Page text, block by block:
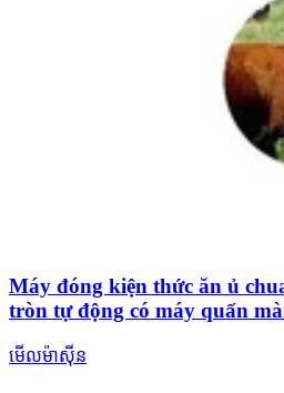
Máy đóng kiện thức ăn ủ
tròn tự động có máy quấn
មើលម៉ាស៊ីន